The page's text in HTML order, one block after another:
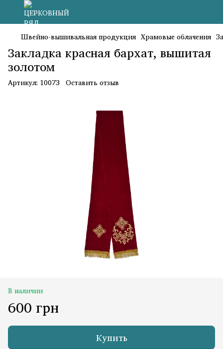
Швейно-вышивальная продукция Храмовые облачения
Закладка красная бархат, вышитая
золотом
Артикул: 10073 Оставить отзыв
В наличии
600 грн
Купить